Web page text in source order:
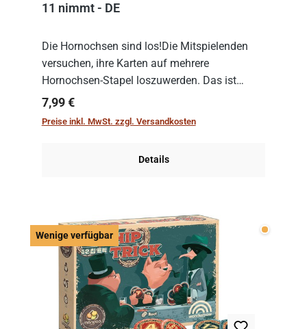
11 nimmt - DE
Die Hornochsen sind los!Die Mitspielenden
versuchen, ihre Karten auf mehrere
Hornochsen-Stapel loszuwerden. Das ist
kniffliger als gedacht, denn die Differenz
zwischen ausgespielter Karte und der
Regulärer Preis:
7,99 €
Preise inkl. MwSt. zzgl. Versandkosten
Details
Wenige verfügbar Wenige